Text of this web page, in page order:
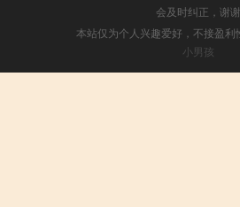
会及时纠正，谢谢
本站仅为个人兴趣爱好，不接盈利
小男孩